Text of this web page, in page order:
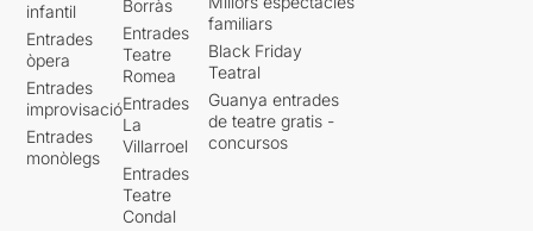
infantil
Entrades
òpera
Entrades
improvisació
Entrades
monòlegs
Borràs
Entrades
Teatre
Romea
Entrades
La
Villarroel
Entrades
Teatre
Condal
familiars
Black Friday
Teatral
Guanya entrades
de teatre gratis -
concursos